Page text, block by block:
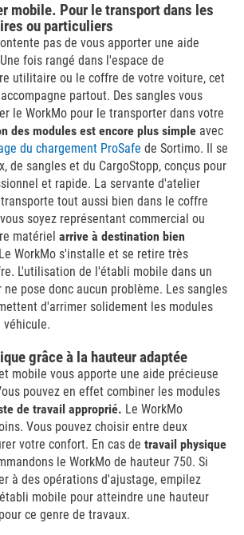
mobile. Pour le transport dans les
ou particuliers
pas de vous apporter une aide
fois rangé dans l'espace de
utilitaire ou le coffre de votre voiture, cet
partout. Des sangles vous
le WorkMo pour le transporter dans votre
des modules est encore plus simple avec
du chargement ProSafe de Sortimo. Il se
de sangles et du CargoStopp, conçus pour
et rapide. La servante d'atelier
tout aussi bien dans le coffre
soyez représentant commercial ou
matériel arrive à destination bien
Le WorkMo s'installe et se retire très
L'utilisation de l'établi mobile dans un
pose donc aucun problème. Les sangles
d'arrimer solidement les modules
véhicule.
grâce à la hauteur adaptée
mobile vous apporte une aide précieuse
pouvez en effet combiner les modules
de travail approprié. Le WorkMo
Vous pouvez choisir entre deux
votre confort. En cas de travail physique
le WorkMo de hauteur 750. Si
à des opérations d'ajustage, empilez
mobile pour atteindre une hauteur
ce genre de travaux.